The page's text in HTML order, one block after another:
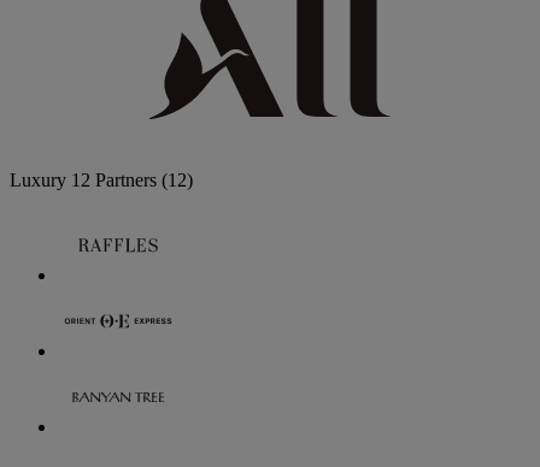
Luxury 12 Partners (12)